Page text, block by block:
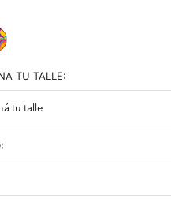
TU TALLE: